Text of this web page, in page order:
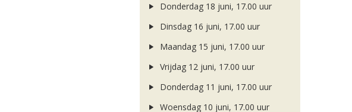
Donderdag 18 juni, 17.00 uur
Dinsdag 16 juni, 17.00 uur
Maandag 15 juni, 17.00 uur
Vrijdag 12 juni, 17.00 uur
Donderdag 11 juni, 17.00 uur
Woensdag 10 juni, 17.00 uur